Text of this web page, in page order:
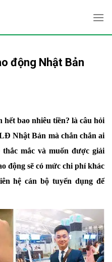
động Nhật Bản
bao nhiêu tiền? là câu hỏi
Nhật Bản mà chắn chắn ai
mắc và muốn được giải
động sẽ có mức chi phí khác
hệ cán bộ tuyển dụng để